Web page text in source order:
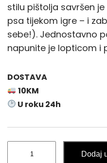
stilu pištolja savršen
psa tijekom igre – i
sebe!). Jednostavno
napunite je lopticom i
DOSTAVA
10KM
U roku 24h
Dodaj